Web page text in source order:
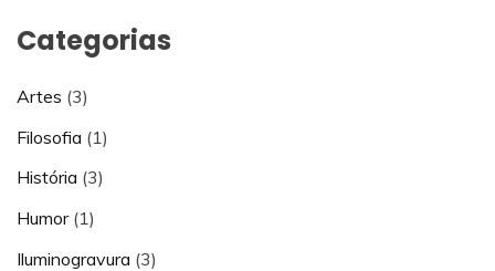
Categorias
Artes (3)
Filosofia (1)
História (3)
Humor(1)
Iluminogravura (3)